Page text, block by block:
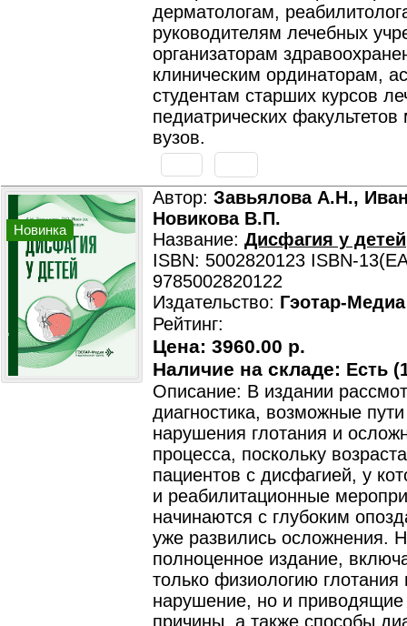
дерматологам,
руководителям лечебных
организаторам
клиническим ординаторам,
студентам старших курсов
педиатрических
вузов.
Новинка
Автор: Завьялова А.Н.,
Новикова В.П.
Название: Дисфагия у детей
ISBN: 5002820123 ISBN-
9785002820122
Издательство: Гэотар-Медиа
Рейтинг:
Цена: 3960.00 р.
Наличие на складе: Есть
Описание: В издании
диагностика, возможные
нарушения глотания и
процесса, поскольку
пациентов с дисфагией, у
и реабилитационные
начинаются с глубоким
уже развились осложнения.
полноценное издание,
только физиологию глотания
нарушение, но и приводящие
причины, а также способы